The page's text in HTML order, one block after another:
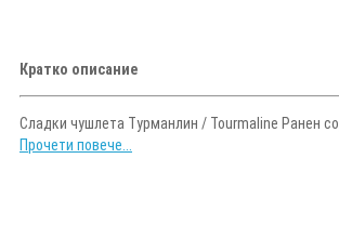
Кратко описание
Сладки чушлета Турманлин / Tourmaline Ранен
Прочети повече...